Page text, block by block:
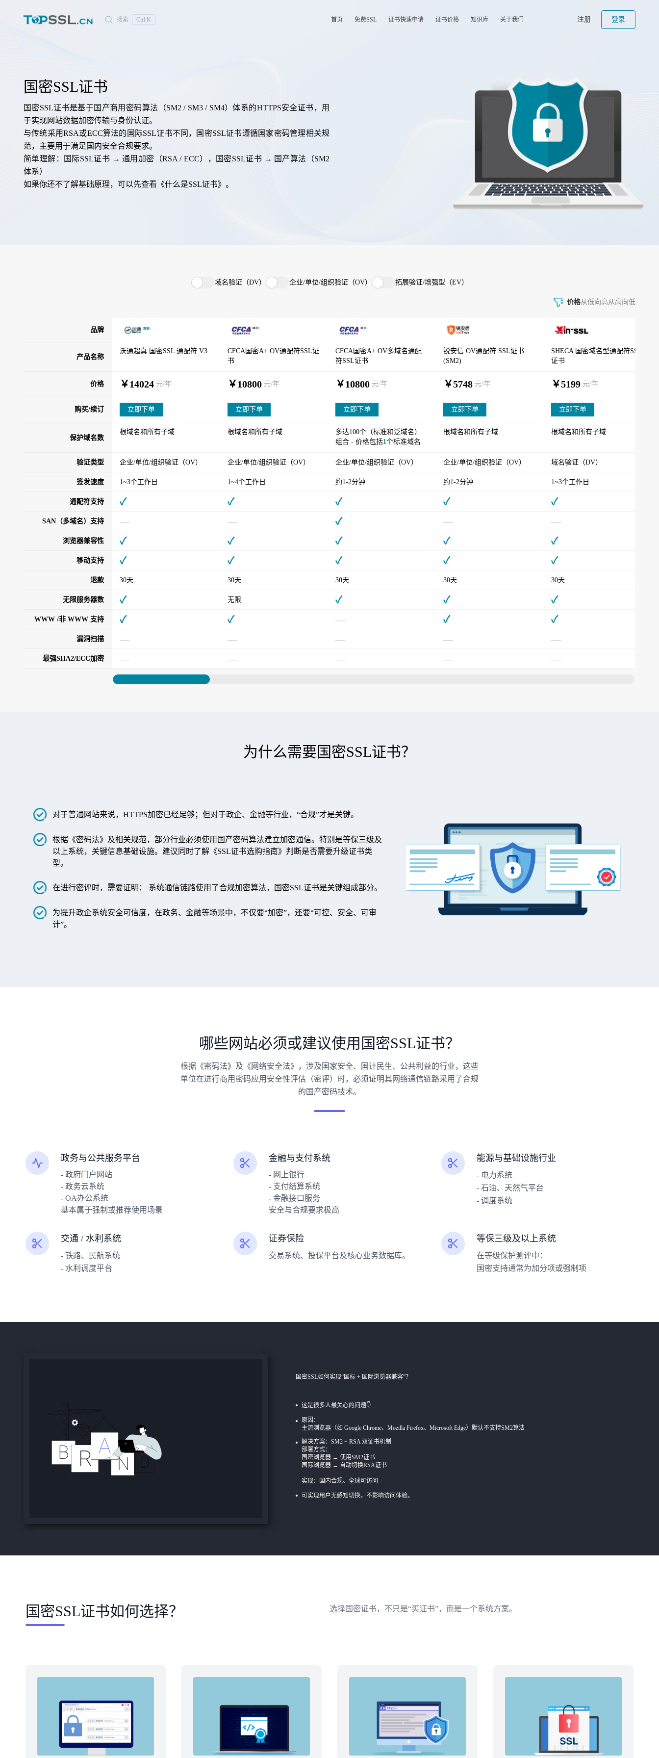
搜索 Ctrl K 首页 免费SSL 证书快速申请 证书价格 知识库 关于我们 注册 登录
国密SSL证书
国密SSL证书是基于国产商用密码算法（SM2 / SM3 / SM4）体系的HTTPS安全证书，用
于实现网站数据加密传输与身份认证。
与传统采用RSA或ECC算法的国际SSL证书不同，国密SSL证书遵循国家密码管理相关规
范，主要用于满足国内安全合规要求。
简单理解：国际SSL证书 → 通用加密（RSA / ECC），国密SSL证书 → 国产算法（SM2
体系）
如果你还不了解基础原理，可以先查看《什么是SSL证书》。
域名验证（DV） 企业/单位/组织验证（OV） 拓展验证/增强型（EV）
价格从低向高从高向低
品牌
产品名称
价格
购买/续订
保护域名数
验证类型
签发速度
通配符支持
SAN（多域名）支持
浏览器兼容性
移动支持
退款
无限服务器数
WWW /非 WWW 支持
漏洞扫描
最强SHA2/ECC加密
沃通超真 国密SSL 通配符 V3
￥14024 元/年
立即下单
根域名和所有子域
企业/单位/组织验证（OV）
1~3个工作日
✓
—
✓
✓
30天
✓
✓
—
—
CFCA国密A+ OV通配符SSL证
书
￥10800 元/年
立即下单
根域名和所有子域
企业/单位/组织验证（OV）
1~4个工作日
✓
—
✓
✓
30天
无限
✓
—
—
CFCA国密A+ OV多域名通配
符SSL证书
￥10800 元/年
立即下单
多达100个（标准和泛域名）
组合 - 价格包括1个标准域名
企业/单位/组织验证（OV）
约1-2分钟
✓
✓
✓
✓
30天
✓
—
—
—
锐安信 OV通配符 SSL证书
(SM2)
￥5748 元/年
立即下单
根域名和所有子域
企业/单位/组织验证（OV）
约1-2分钟
✓
—
✓
✓
30天
✓
✓
—
—
SHECA 国密域名型通配符SSL
证书
￥5199 元/年
立即下单
根域名和所有子域
域名验证（DV）
1~3个工作日
✓
—
✓
✓
30天
✓
✓
—
—
为什么需要国密SSL证书？
对于普通网站来说，HTTPS加密已经足够；但对于政企、金融等行业，“合规”才是关键。
根据《密码法》及相关规范，部分行业必须使用国产密码算法建立加密通信。特别是等保三级及
以上系统，关键信息基础设施。建议同时了解《SSL证书选购指南》判断是否需要升级证书类
型。
在进行密评时，需要证明： 系统通信链路使用了合规加密算法，国密SSL证书是关键组成部分。
为提升政企系统安全可信度，在政务、金融等场景中，不仅要“加密”，还要“可控、安全、可审
计”。
哪些网站必须或建议使用国密SSL证书？
根据《密码法》及《网络安全法》，涉及国家安全、国计民生、公共利益的行业，这些
单位在进行商用密码应用安全性评估（密评）时，必须证明其网络通信链路采用了合规
的国产密码技术。
政务与公共服务平台
- 政府门户网站
- 政务云系统
- OA办公系统
基本属于强制或推荐使用场景
金融与支付系统
- 网上银行
- 支付结算系统
- 金融接口服务
安全与合规要求极高
能源与基础设施行业
- 电力系统
- 石油、天然气平台
- 调度系统
交通 / 水利系统
- 铁路、民航系统
- 水利调度平台
证券保险
交易系统、投保平台及核心业务数据库。
等保三级及以上系统
在等级保护测评中：
国密支持通常为加分项或强制项
国密SSL如何实现“国标 + 国际浏览器兼容”？
这是很多人最关心的问题👇
原因：
主流浏览器（如 Google Chrome、Mozilla Firefox、Microsoft Edge）默认不支持SM2算法
解决方案：SM2 + RSA 双证书机制
部署方式：
国密浏览器 → 使用SM2证书
国际浏览器 → 自动切换RSA证书
实现：国内合规、全球可访问
可实现用户无感知切换，不影响访问体验。
国密SSL证书如何选择？ 选择国密证书，不只是“买证书”，而是一个系统方案。